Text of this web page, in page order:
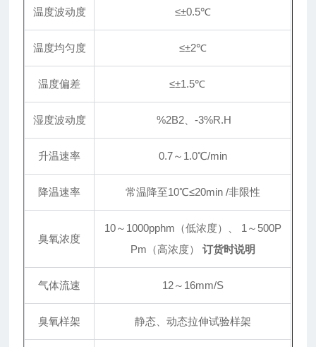
温度波动度 ≤±0.5℃
温度均匀度 ≤±2℃
温度偏差 ≤±1.5℃
湿度波动度 %2B2、-3%R.H
升温速率 0.7～1.0℃/min
降温速率 常温降至10℃≤20min /非限性
臭氧浓度
10～1000pphm（低浓度）、 1～500P
Pm（高浓度） 订货时说明
气体流速 12～16mm/S
臭氧样架 静态、动态拉伸试验样架